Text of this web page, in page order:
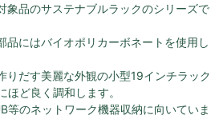
象品のサステナブルラックのシリーズで
にはバイオポリカーボネートを使用し
だす美麗な外観の小型19インチラック
ほど良く調和します。
等のネットワーク機器収納に向いていま